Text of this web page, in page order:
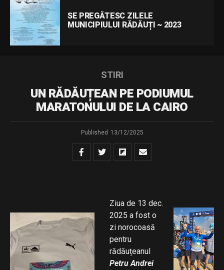
SE PREGĂTESC ZILELE
MUNICIPIULUI RĂDĂUȚI ~ 2023
STIRI
UN RĂDĂUȚEAN PE PODIUMUL
MARATONULUI DE LA CAIRO
Published 13/12/2025
Ziua de 13 dec.
2025 a fost o
zi norocoasă
pentru
rădăuțeanul
Petru Andrei